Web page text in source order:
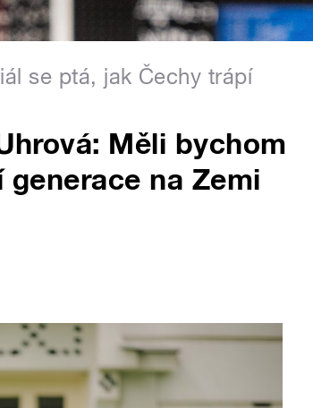
se ptá, jak Čechy trápí
Měli bychom
na Zemi